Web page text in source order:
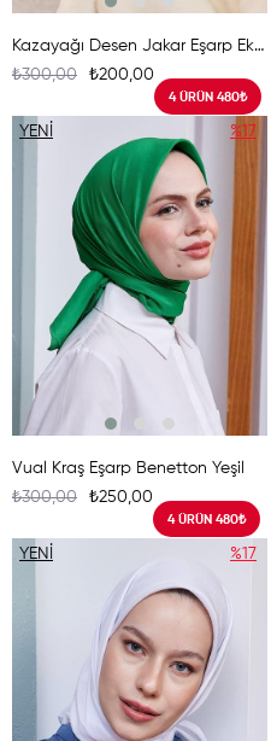
Kazayağı Desen Jakar Eşarp Ekru
₺200,00
₺300,00
4 ÜRÜN 480₺
Vual Kraş Eşarp Benetton Yeşil
₺250,00
₺300,00
4 ÜRÜN 480₺
%17
YENI
%17
YENI